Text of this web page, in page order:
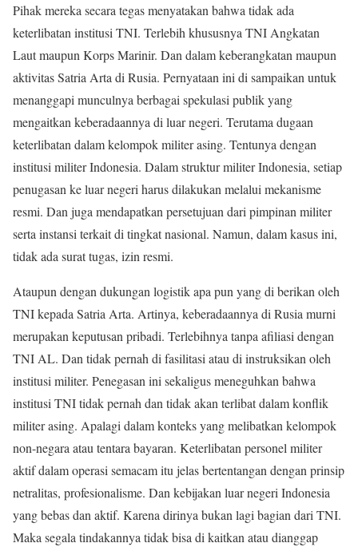
Pihak mereka secara tegas menyatakan bahwa tidak ada
keterlibatan institusi TNI. Terlebih khususnya TNI Angkatan
Laut maupun Korps Marinir. Dan dalam keberangkatan maupun
aktivitas Satria Arta di Rusia. Pernyataan ini di sampaikan untuk
menanggapi munculnya berbagai spekulasi publik yang
mengaitkan keberadaannya di luar negeri. Terutama dugaan
keterlibatan dalam kelompok militer asing. Tentunya dengan
institusi militer Indonesia. Dalam struktur militer Indonesia, setiap
penugasan ke luar negeri harus dilakukan melalui mekanisme
resmi. Dan juga mendapatkan persetujuan dari pimpinan militer
serta instansi terkait di tingkat nasional. Namun, dalam kasus ini,
tidak ada surat tugas, izin resmi.
Ataupun dengan dukungan logistik apa pun yang di berikan oleh
TNI kepada Satria Arta. Artinya, keberadaannya di Rusia murni
merupakan keputusan pribadi. Terlebihnya tanpa afiliasi dengan
TNI AL. Dan tidak pernah di fasilitasi atau di instruksikan oleh
institusi militer. Penegasan ini sekaligus meneguhkan bahwa
institusi TNI tidak pernah dan tidak akan terlibat dalam konflik
militer asing. Apalagi dalam konteks yang melibatkan kelompok
non-negara atau tentara bayaran. Keterlibatan personel militer
aktif dalam operasi semacam itu jelas bertentangan dengan prinsip
netralitas, profesionalisme. Dan kebijakan luar negeri Indonesia
yang bebas dan aktif. Karena dirinya bukan lagi bagian dari TNI.
Maka segala tindakannya tidak bisa di kaitkan atau dianggap